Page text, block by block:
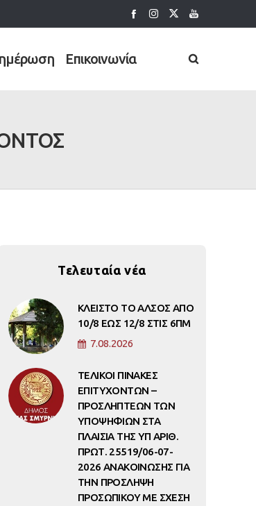
Επικοινωνία
Τελευταία νέα
ΚΛΕΙΣΤΟ ΤΟ ΑΛΣΟΣ ΑΠΟ
10/8 ΕΩΣ 12/8 ΣΤΙΣ 6ΠΜ
7.08.2026
ΤΕΛΙΚΟΙ ΠΙΝΑΚΕΣ
ΕΠΙΤΥΧΟΝΤΩΝ –
ΠΡΟΣΛΗΠΤΕΩΝ ΤΩΝ
ΥΠΟΨΗΦΙΩΝ ΣΤΑ
ΠΛΑΙΣΙΑ ΤΗΣ ΥΠ ΑΡΙΘ.
ΠΡΩΤ. 25519/06-07-
2026 ΑΝΑΚΟΙΝΩΣΗΣ ΓΙΑ
ΤΗΝ ΠΡΟΣΛΗΨΗ
ΠΡΟΣΩΠΙΚΟΥ ΜΕ ΣΧΕΣΗ